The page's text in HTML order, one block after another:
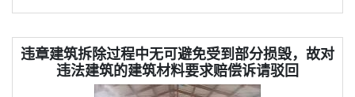
违章建筑拆除过程中无可避免受到部分损毁，故对
违法建筑的建筑材料要求赔偿诉请驳回